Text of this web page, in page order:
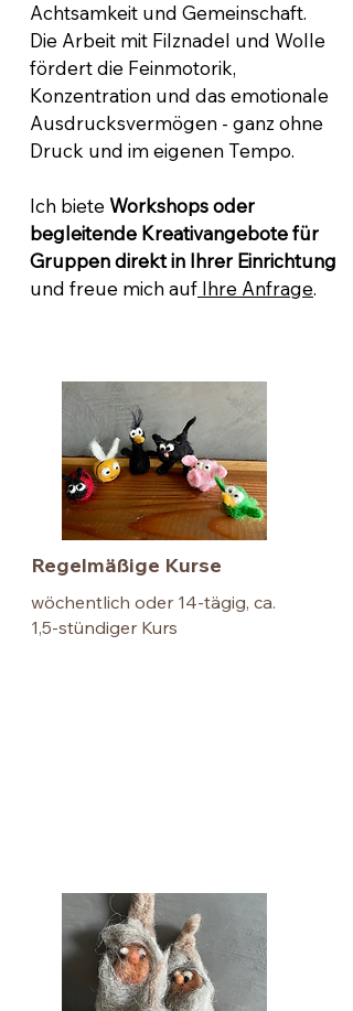
Achtsamkeit und Gemeinschaft.
Die Arbeit mit Filznadel und Wolle
fördert die Feinmotorik,
Konzentration und das emotionale
Ausdrucksvermögen - ganz ohne
Druck und im eigenen Tempo.
Ich biete Workshops oder
begleitende Kreativangebote für
Gruppen direkt in Ihrer Einrichtung
und freue mich auf Ihre Anfrage.
Regelmäßige Kurse
wöchentlich oder 14-tägig, ca.
1,5-stündiger Kurs